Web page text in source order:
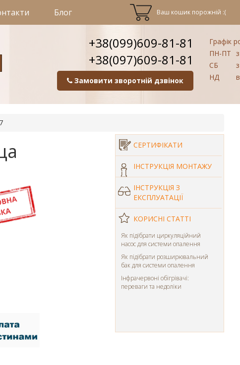
Блог Ваш кошик порожній :(
+38(099)609-81-81
+38(097)609-81-81
Замовити зворотній дзвінок
Графік
ПН-ПТ
СБ
НД
СЕРТИФІКАТИ
ІНСТРУКЦІЯ МОНТАЖУ
ІНСТРУКЦІЯ З
ЕКСПЛУАТАЦІЇ
КОРИСНІ СТАТТІ
Як підібрати циркуляційний
насос для системи опалення
Як підібрати розширювальний
бак для системи опалення
Інфрачервоні обігрівачі:
переваги та недоліки